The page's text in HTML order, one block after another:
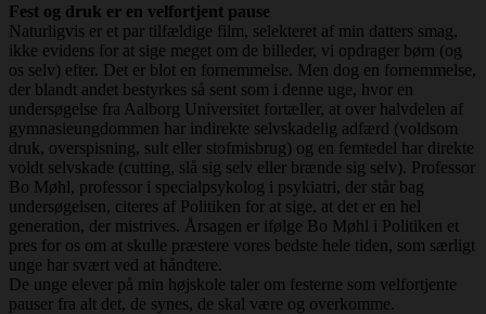
Fest og druk er en velfortjent pause
Naturligvis er et par tilfældige film, selekteret af min datters smag,
ikke evidens for at sige meget om de billeder, vi opdrager børn (og
os selv) efter. Det er blot en fornemmelse. Men dog en fornemmelse,
der blandt andet bestyrkes så sent som i denne uge, hvor en
undersøgelse fra Aalborg Universitet fortæller, at over halvdelen af
gymnasieungdommen har indirekte selvskadelig adfærd (voldsom
druk, overspisning, sult eller stofmisbrug) og en femtedel har direkte
voldt selvskade (cutting, slå sig selv eller brænde sig selv). Professor
Bo Møhl, professor i specialpsykolog i psykiatri, der står bag
undersøgelsen, citeres af Politiken for at sige, at det er en hel
generation, der mistrives. Årsagen er ifølge Bo Møhl i Politiken et
pres for os om at skulle præstere vores bedste hele tiden, som særligt
unge har svært ved at håndtere.
De unge elever på min højskole taler om festerne som velfortjente
pauser fra alt det, de synes, de skal være og overkomme.